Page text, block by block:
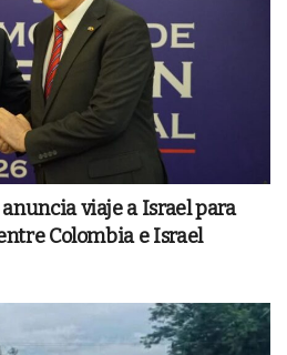
viaje a Israel para
Colombia e Israel